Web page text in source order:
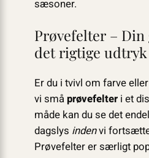
sæsoner.
Prøvefelter –
det rigtige udtryk
Er du i tvivl om farve
vi småprøvefelteri et
måde kan du se det
dagslys indenvi
Prøvefelter er særligt